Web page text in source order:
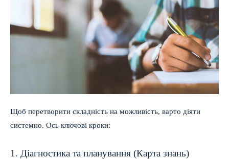
Щоб перетворити складність на можливість, варто діяти
системно. Ось ключові кроки:
1. Діагностика та планування (Карта знань)